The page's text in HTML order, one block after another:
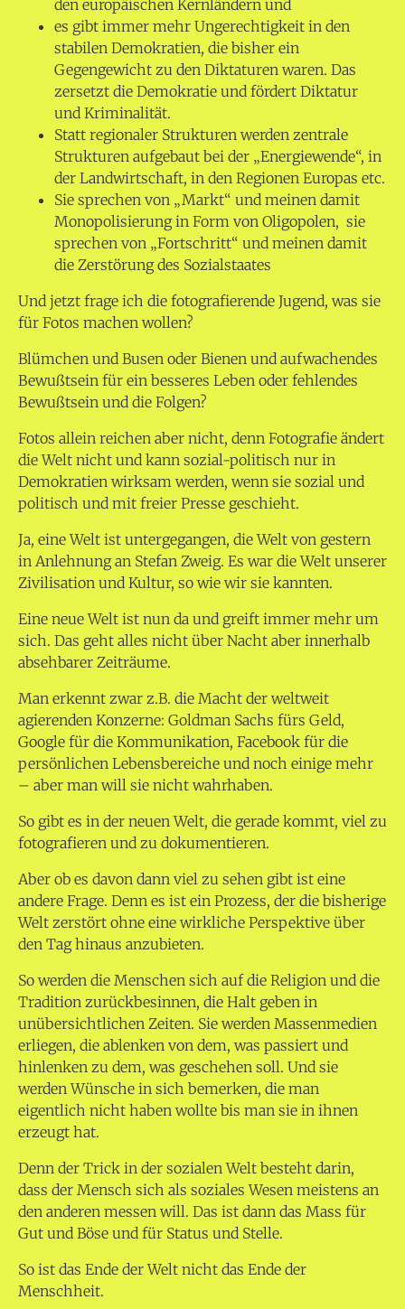
den europäischen Kernländern und
es gibt immer mehr Ungerechtigkeit in den
stabilen Demokratien, die bisher ein
Gegengewicht zu den Diktaturen waren. Das
zersetzt die Demokratie und fördert Diktatur
und Kriminalität.
Statt regionaler Strukturen werden zentrale
Strukturen aufgebaut bei der „Energiewende“, in
der Landwirtschaft, in den Regionen Europas etc.
Sie sprechen von „Markt“ und meinen damit
Monopolisierung in Form von Oligopolen, sie
sprechen von „Fortschritt“ und meinen damit
die Zerstörung des Sozialstaates
Und jetzt frage ich die fotografierende Jugend, was sie
für Fotos machen wollen?
Blümchen und Busen oder Bienen und aufwachendes
Bewußtsein für ein besseres Leben oder fehlendes
Bewußtsein und die Folgen?
Fotos allein reichen aber nicht, denn Fotografie ändert
die Welt nicht und kann sozial-politisch nur in
Demokratien wirksam werden, wenn sie sozial und
politisch und mit freier Presse geschieht.
Ja, eine Welt ist untergegangen, die Welt von gestern
in Anlehnung an Stefan Zweig. Es war die Welt unserer
Zivilisation und Kultur, so wie wir sie kannten.
Eine neue Welt ist nun da und greift immer mehr um
sich. Das geht alles nicht über Nacht aber innerhalb
absehbarer Zeiträume.
Man erkennt zwar z.B. die Macht der weltweit
agierenden Konzerne: Goldman Sachs fürs Geld,
Google für die Kommunikation, Facebook für die
persönlichen Lebensbereiche und noch einige mehr
– aber man will sie nicht wahrhaben.
So gibt es in der neuen Welt, die gerade kommt, viel zu
fotografieren und zu dokumentieren.
Aber ob es davon dann viel zu sehen gibt ist eine
andere Frage. Denn es ist ein Prozess, der die bisherige
Welt zerstört ohne eine wirkliche Perspektive über
den Tag hinaus anzubieten.
So werden die Menschen sich auf die Religion und die
Tradition zurückbesinnen, die Halt geben in
unübersichtlichen Zeiten. Sie werden Massenmedien
erliegen, die ablenken von dem, was passiert und
hinlenken zu dem, was geschehen soll. Und sie
werden Wünsche in sich bemerken, die man
eigentlich nicht haben wollte bis man sie in ihnen
erzeugt hat.
Denn der Trick in der sozialen Welt besteht darin,
dass der Mensch sich als soziales Wesen meistens an
den anderen messen will. Das ist dann das Mass für
Gut und Böse und für Status und Stelle.
So ist das Ende der Welt nicht das Ende der
Menschheit.